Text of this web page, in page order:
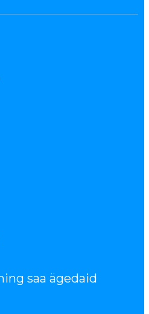
saa ägedaid